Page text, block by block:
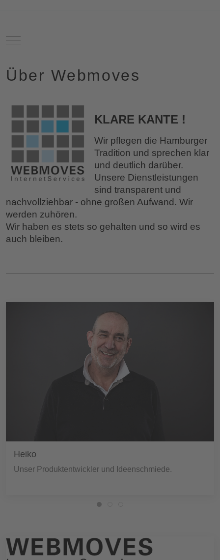
Mobile Menu Toggle
Über Webmoves
KLARE KANTE !
Wir pflegen die Hamburger
Tradition und sprechen klar
und deutlich darüber.
Unsere Dienstleistungen
sind transparent und
nachvollziehbar - ohne großen Aufwand. Wir
werden zuhören.
Wir haben es stets so gehalten und so wird es
auch bleiben.
Heiko
Unser Produktentwickler und Ideenschmiede.